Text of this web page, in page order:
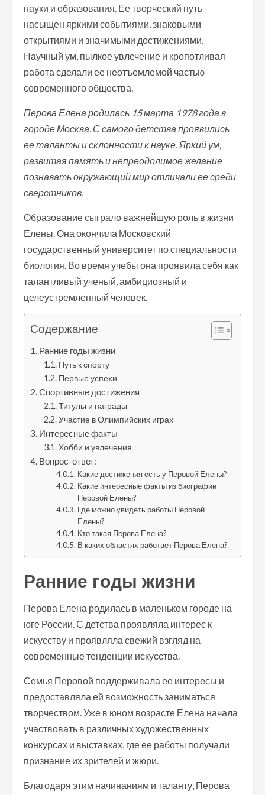
науки и образования. Ее творческий путь
насыщен яркими событиями, знаковыми
открытиями и значимыми достижениями.
Научный ум, пылкое увлечение и кропотливая
работа сделали ее неотъемлемой частью
современного общества.
Перова Елена родилась 15 марта 1978 года в
городе Москва. С самого детства проявились
ее таланты и склонности к науке. Яркий ум,
развитая память и непреодолимое желание
познавать окружающий мир отличали ее среди
сверстников.
Образование сыграло важнейшую роль в жизни
Елены. Она окончила Московский
государственный университет по специальности
биология. Во время учебы она проявила себя как
талантливый ученый, амбициозный и
целеустремленный человек.
Содержание
Ранние годы жизни
Путь к спорту
Первые успехи
Спортивные достижения
Титулы и награды
Участие в Олимпийских играх
Интересные факты
Хобби и увлечения
Вопрос-ответ:
Какие достижения есть у Перовой Елены?
Какие интересные факты из биографии
Перовой Елены?
Где можно увидеть работы Перовой
Елены?
Кто такая Перова Елена?
В каких областях работает Перова Елена?
Ранние годы жизни
Перова Елена родилась в маленьком городе на
юге России. С детства проявляла интерес к
искусству и проявляла свежий взгляд на
современные тенденции искусства.
Семья Перовой поддерживала ее интересы и
предоставляла ей возможность заниматься
творчеством. Уже в юном возрасте Елена начала
участвовать в различных художественных
конкурсах и выставках, где ее работы получали
признание их зрителей и жюри.
Благодаря этим начинаниям и таланту, Перова